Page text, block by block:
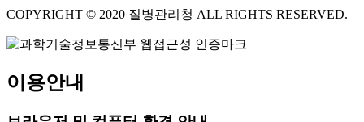
COPYRIGHT © 2020 질병관리청 ALL RIGHTS RESERVED.
이용안내